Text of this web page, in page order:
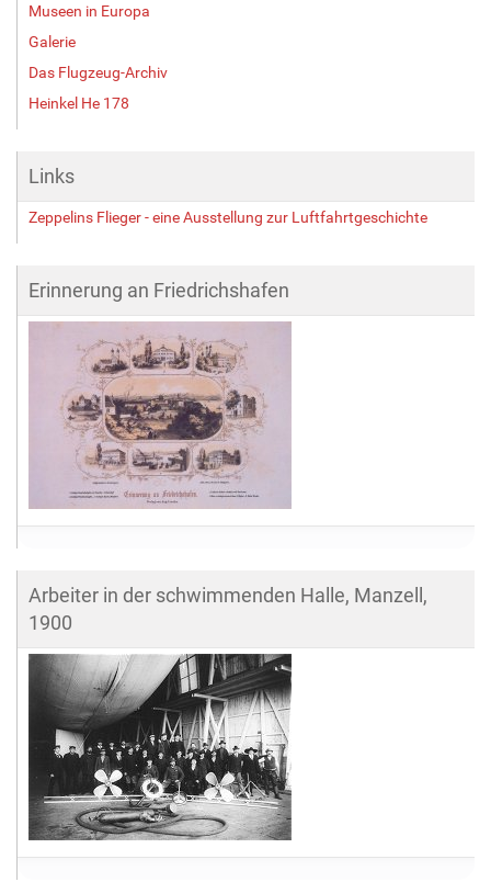
Museen in Europa
Galerie
Das Flugzeug-Archiv
Heinkel He 178
Links
Zeppelins Flieger - eine Ausstellung zur Luftfahrtgeschichte
Erinnerung an Friedrichshafen
Arbeiter in der schwimmenden Halle, Manzell,
1900